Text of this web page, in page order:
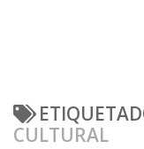
CULTURAL